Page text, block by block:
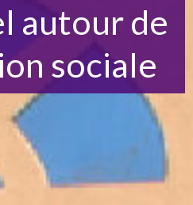
autour de
sociale